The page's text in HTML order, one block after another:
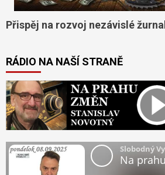
Přispěj na rozvoj nezávislé
RÁDIO NA NAŠÍ STRANĚ